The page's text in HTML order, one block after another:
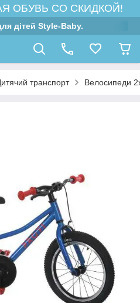
ОБУВЬ СО СКИДКОЙ!
дітей Style-Baby.
транспорт Велосипеди